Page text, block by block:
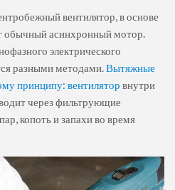
вентилятор, в основе
обычный асинхронный мотор.
электрического
разными методами. Вытяжные
принципу: вентилятор внутри
через фильтрующие
копоть и запахи во время